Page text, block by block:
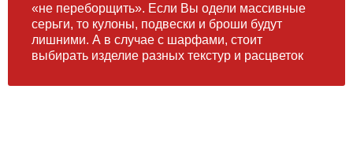
«не переборщить». Если Вы одели массивные
серьги, то кулоны, подвески и броши будут
лишними. А в случае с шарфами, стоит
выбирать изделие разных текстур и расцветок